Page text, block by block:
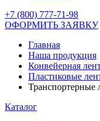
+7 (800) 777-71-98
ОФОРМИТЬ ЗАЯВКУ
Главная
Наша продукция
Конвейерная
Пластиковые
Транспортерные
Каталог